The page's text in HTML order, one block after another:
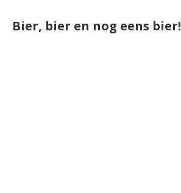
Bier, bier en nog eens bier!